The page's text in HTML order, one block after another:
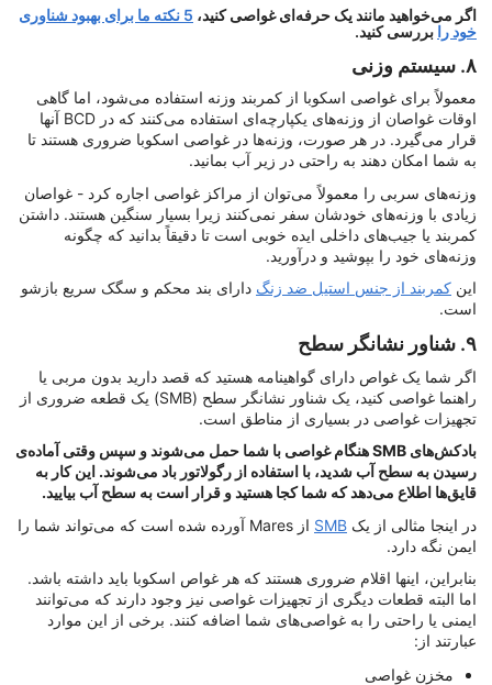
اگر می‌خواهید مانند یک حرفه‌ای غواصی کنید،
5 نکته ما برای بهبود شناوری
خود را بررسی کنید.
۸. سیستم وزنی
معمولاً برای غواصی اسکوبا از کمربند وزنه استفاده می‌شود، اما گاهی
اوقات غواصان از وزنه‌های یکپارچه‌ای استفاده می‌کنند که در BCD آنها
قرار می‌گیرد. در هر صورت، وزنه‌ها در غواصی اسکوبا ضروری هستند تا
به شما امکان دهند به راحتی در زیر آب بمانید.
وزنه‌های سربی را معمولاً می‌توان از مراکز غواصی اجاره کرد - غواصان
زیادی با وزنه‌های خودشان سفر نمی‌کنند زیرا بسیار سنگین هستند. داشتن
کمربند یا جیب‌های داخلی ایده خوبی است تا دقیقاً بدانید که چگونه
وزنه‌های خود را بپوشید و درآورید.
این کمربند از جنس استیل ضد زنگ دارای بند محکم و سگک سریع بازشو
است.
۹. شناور نشانگر سطح
اگر شما یک غواص دارای گواهینامه هستید که قصد دارید بدون مربی یا
راهنما غواصی کنید، یک شناور نشانگر سطح (SMB) یک قطعه ضروری از
تجهیزات غواصی در بسیاری از مناطق است.
بادکش‌های SMB هنگام غواصی با شما حمل می‌شوند و سپس وقتی آماده‌ی
رسیدن به سطح آب شدید، با استفاده از رگولاتور باد می‌شوند. این کار به
قایق‌ها اطلاع می‌دهد که شما کجا هستید و قرار است به سطح آب بیایید.
در اینجا مثالی از یک SMB
از Mares آورده شده است که می‌تواند شما را
ایمن نگه دارد.
بنابراین، اینها اقلام ضروری هستند که هر غواص اسکوبا باید داشته باشد.
اما البته قطعات دیگری از تجهیزات غواصی نیز وجود دارند که می‌توانند
ایمنی یا راحتی را به غواصی‌های شما اضافه کنند. برخی از این موارد
عبارتند از:
مخزن غواصی